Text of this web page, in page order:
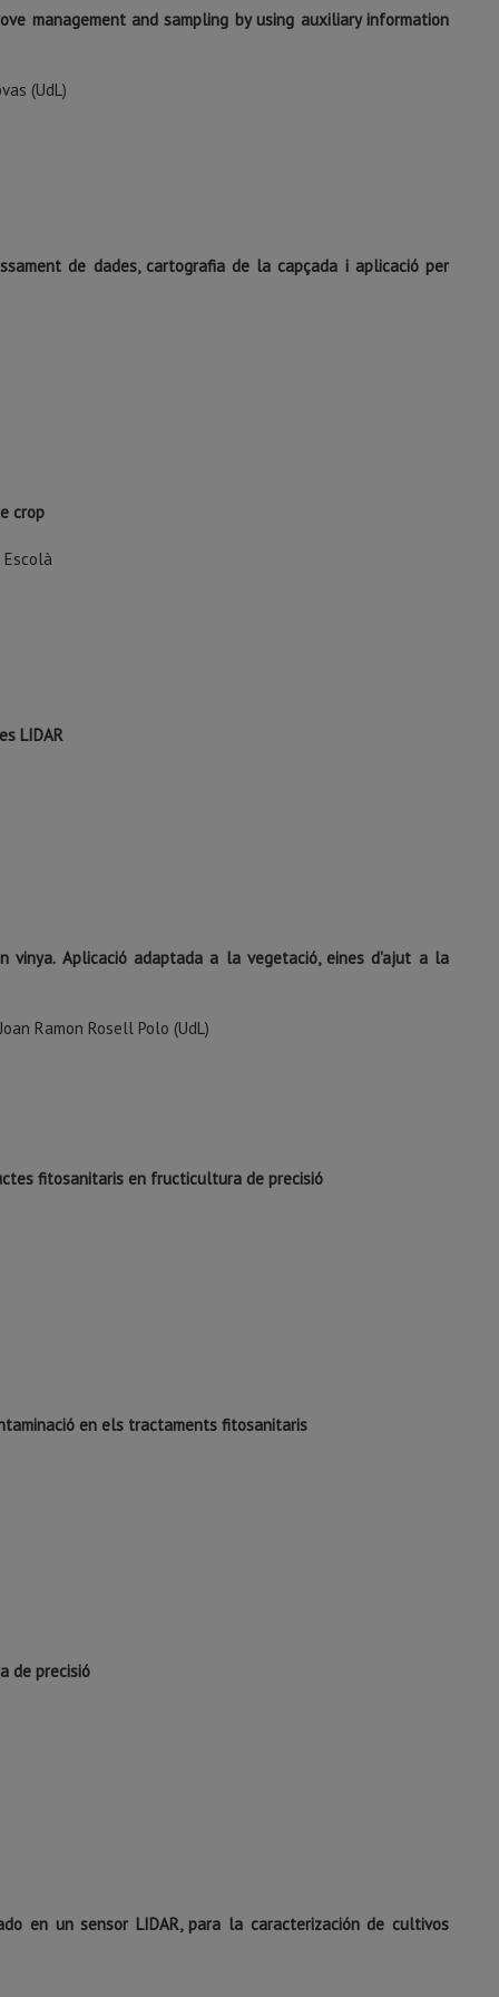
management and sampling by using auxiliary information
(UdL)
de dades, cartografia de la capçada i aplicació per
crop
Escolà
LIDAR
Aplicació adaptada a la vegetació, eines d'ajut a la
Ramon Rosell Polo (UdL)
fitosanitaris en fructicultura de precisió
en els tractaments fitosanitaris
de precisió
en un sensor LIDAR, para la caracterización de cultivos